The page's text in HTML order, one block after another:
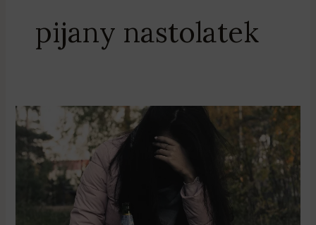
pijany nastolatek
Kompletnie
pijane
nastolatki